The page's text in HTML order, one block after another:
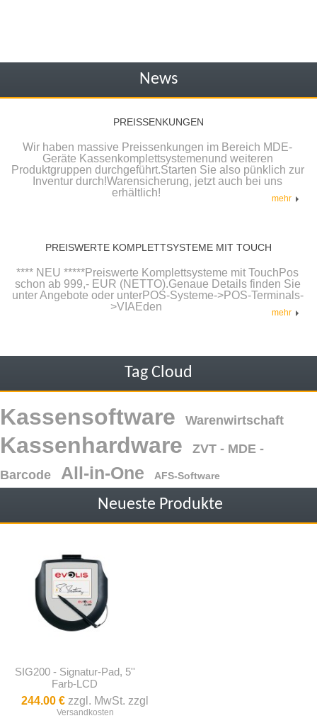
News
PREISSENKUNGEN
Wir haben massive Preissenkungen im Bereich MDE-
Geräte Kassenkomplettsystemenund weiteren
Produktgruppen durchgeführt.Starten Sie also pünklich zur
Inventur durch!Warensicherung, jetzt auch bei uns
erhältlich!
mehr
PREISWERTE KOMPLETTSYSTEME MIT TOUCH
**** NEU *****Preiswerte Komplettsysteme mit TouchPos
schon ab 999,- EUR (NETTO).Genaue Details finden Sie
unter Angebote oder unterPOS-Systeme->POS-Terminals-
>VIAEden
mehr
Tag Cloud
Kassensoftware Warenwirtschaft
Kassenhardware
ZVT - MDE -
Barcode
All-in-One AFS-Software
Neueste Produkte
SIG200 - Signatur-Pad, 5''
Farb-LCD
244.00 € zzgl. MwSt. zzgl
Versandkosten